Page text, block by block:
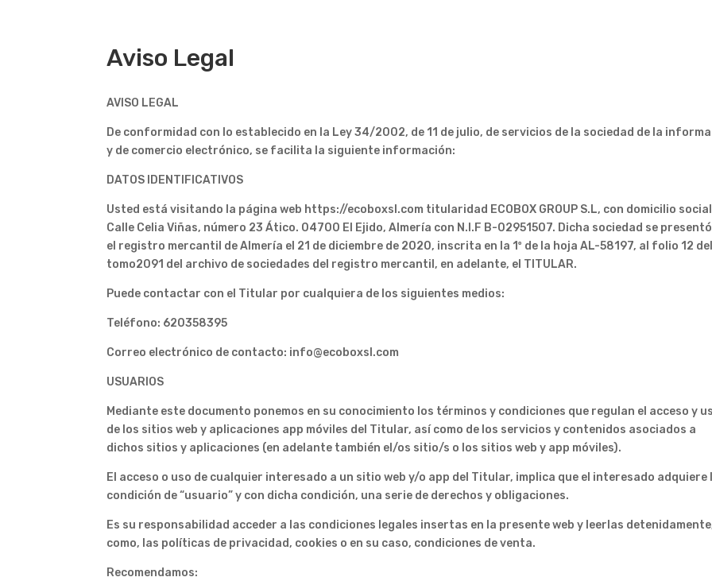
Aviso Legal
AVISO LEGAL
De conformidad con lo establecido en la Ley 34/2002, de 11 de julio, de servicios de la sociedad de la
y de comercio electrónico, se facilita la siguiente información:
DATOS IDENTIFICATIVOS
Usted está visitando la página web https://ecoboxsl.com titularidad ECOBOX GROUP S.L, con domicilio
Calle Celia Viñas, número 23 Ático. 04700 El Ejido, Almería con N.I.F B-02951507. Dicha sociedad se
el registro mercantil de Almería el 21 de diciembre de 2020, inscrita en la 1º de la hoja AL-58197, al folio 12 del
tomo2091 del archivo de sociedades del registro mercantil, en adelante, el TITULAR.
Puede contactar con el Titular por cualquiera de los siguientes medios:
Teléfono: 620358395
Correo electrónico de contacto: info@ecoboxsl.com
USUARIOS
Mediante este documento ponemos en su conocimiento los términos y condiciones que regulan el acceso y
de los sitios web y aplicaciones app móviles del Titular, así como de los servicios y contenidos asociados a
dichos sitios y aplicaciones (en adelante también el/os sitio/s o los sitios web y app móviles).
El acceso o uso de cualquier interesado a un sitio web y/o app del Titular, implica que el interesado adquiere
condición de “usuario” y con dicha condición, una serie de derechos y obligaciones.
Es su responsabilidad acceder a las condiciones legales insertas en la presente web y leerlas
como, las políticas de privacidad, cookies o en su caso, condiciones de venta.
Recomendamos: